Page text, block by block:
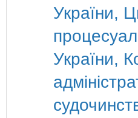
України,
України,